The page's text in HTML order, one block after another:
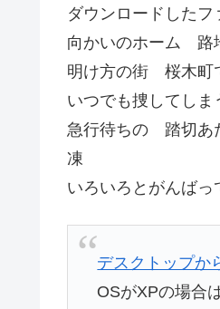
ダウンロードしたフ
向かいのホーム
明け方の街 桜木町
いつでも捜してし
急行待ちの 踏切あ
凍
いろいろとがんば
デスクトップか
OSがXPの場合